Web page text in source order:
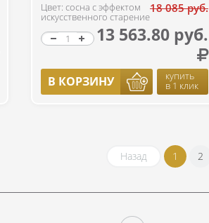
Цвет: сосна с эффектом
искусственного старение
18 085 руб.
13 563.80 руб.
В КОРЗИНУ купить
в 1 клик
Назад 1 2